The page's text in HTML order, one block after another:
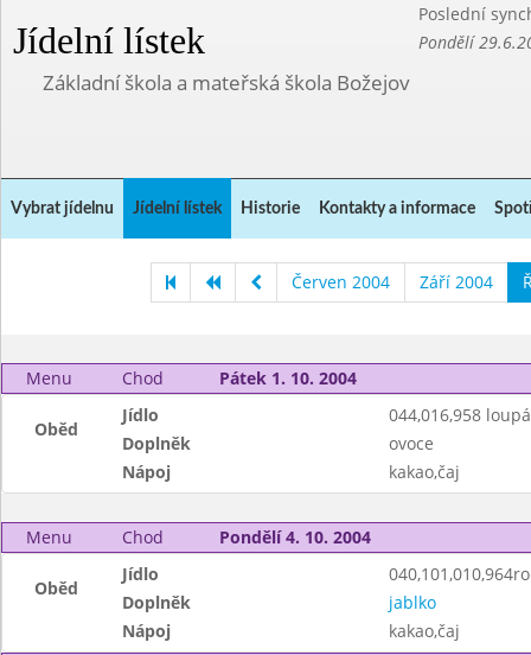
Jídelní lístek
Poslední
Pondělí
Základní škola a mateřská škola Božejov
Vybrat jídelnu Jídelní lístek Historie Kontakty a informace
Červen 2004 Září 2004
Menu Chod Pátek 1. 10. 2004
Oběd
Jídlo
044,016,958
Doplněk
ovoce
Nápoj
kakao,čaj
Menu Chod Pondělí 4. 10. 2004
Oběd
Jídlo
Doplněk
jablko
Nápoj
kakao,čaj